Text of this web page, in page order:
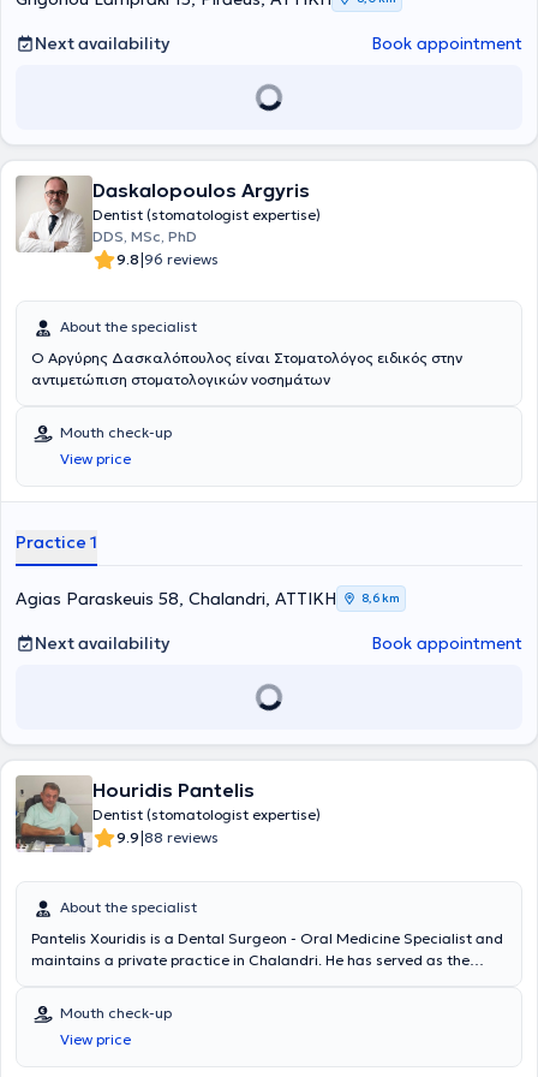
seminars in Greece and abroad with over 300 lectures and
presentations.
Next availability Book appointment
Daskalopoulos Argyris
Dentist (stomatologist expertise)
DDS, MSc, PhD
9.8|96 reviews
About the specialist
Ο Αργύρης Δασκαλόπουλος είναι Στοματολόγος ειδικός στην
αντιμετώπιση στοματολογικών νοσημάτων
Mouth check-up
View price
Practice 1
Agias Paraskeuis 58, Chalandri, ΑΤΤΙΚΗ 8,6 km
Next availability Book appointment
Houridis Pantelis
Dentist (stomatologist expertise)
9.9|88 reviews
About the specialist
Pantelis Xouridis is a Dental Surgeon - Oral Medicine Specialist and
maintains a private practice in Chalandri. He has served as the
General Hospital and possesses extensive experience in oral
medicine, having worked in this field for many years. In his practice,
he addresses all diseases appearing in the oral and jaw areas.
Some of the most common conditions treated include aphthous
Mouth check-up
View price